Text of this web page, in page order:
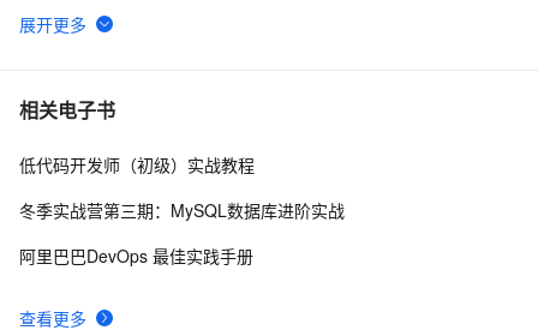
6
【YOLOv8改进 - 注意力机制】Triplet Attention：轻量有
7 Python PIL远程命令执行漏洞复现(CVE-2017-8291
8 新年快乐 ~
相关电子书
查看更多
低代码开发师（初级）实战教程
冬季实战营第三期：MySQL数据库进阶实战
阿里巴巴DevOps 最佳实践手册